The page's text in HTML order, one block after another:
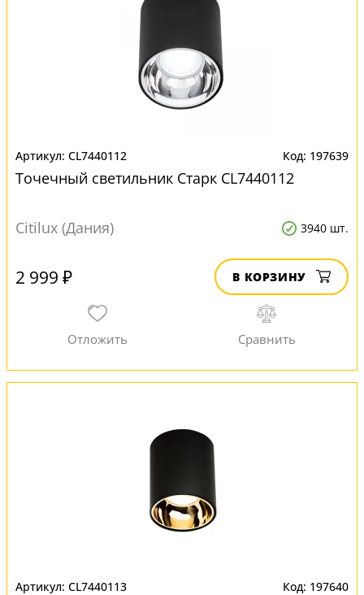
CL7440112 197639
Точечный светильник Старк CL7440112
Citilux (Дания) 3940 шт.
2 999 ₽ В КОРЗИНУ
CL7440113 197640